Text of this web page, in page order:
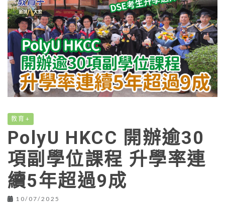
教育+
PolyU HKCC 開辦逾30
項副學位課程 升學率連
續5年超過9成
10/07/2025